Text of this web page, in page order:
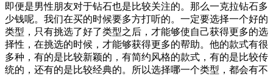
即便是男性朋友对于钻石也是比较关注的。那么一克拉钻石多
少钱呢。我们在买的时候要多方打听的。一定要选择一个好的
类型，只有挑选了好了类型之后，才能够使自己获得更多的选
择性，在挑选的时候，才能够获得更多的帮助。他的款式有很
多种，有的是比较新颖的，有简约风格的款式，有的是比较传
统的，还有的是比较经典的。所以选择哪一个类型，都会有不